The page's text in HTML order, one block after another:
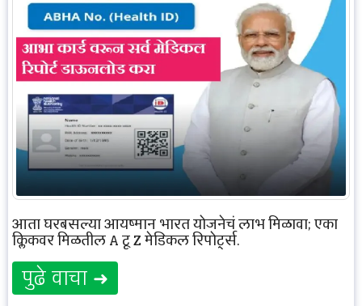
आता घरबसल्या आयुष्मान भारत योजनेचं लाभ मिळावा; एका
क्लिकवर मिळतील A टू Z मेडिकल रिपोर्ट्स.
पुढे वाचा ➜